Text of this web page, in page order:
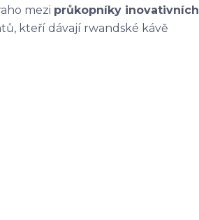
mezi průkopníky inovativních
kteří dávají rwandské kávě